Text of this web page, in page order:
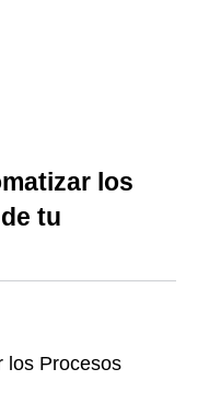
los
tu